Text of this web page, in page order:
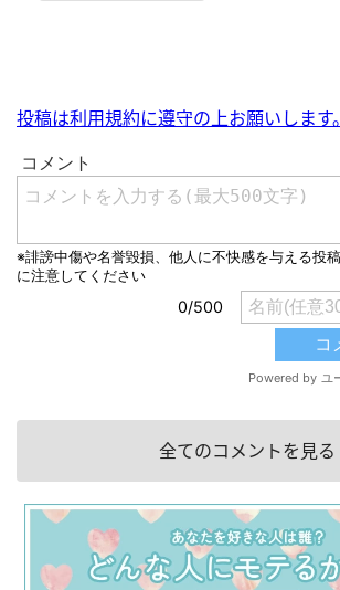
投稿は利用規約に遵守の上お願いします。
全てのコメントを見る